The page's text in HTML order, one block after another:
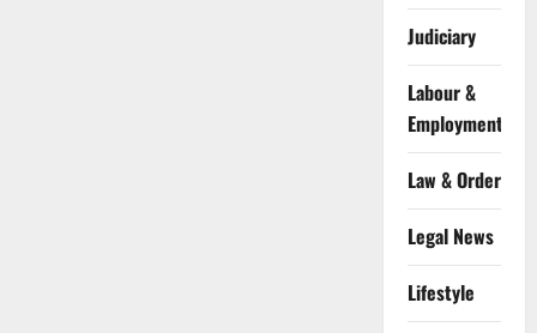
Judiciary
Labour &
Employment
Law & Order
Legal News
Lifestyle